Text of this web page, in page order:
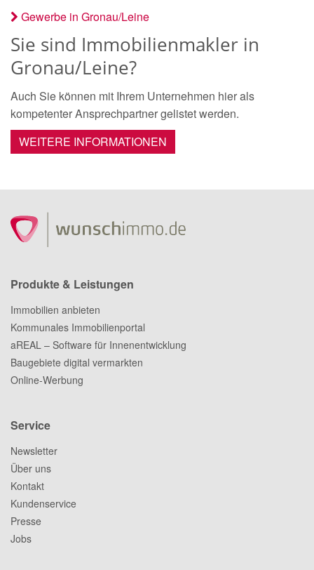
Gewerbe in Gronau/Leine
Sie sind Immobilienmakler in
Gronau/Leine?
Auch Sie können mit Ihrem Unternehmen hier als
kompetenter Ansprechpartner gelistet werden.
WEITERE INFORMATIONEN
Produkte & Leistungen
Immobilien anbieten
Kommunales Immobilienportal
aREAL – Software für Innenentwicklung
Baugebiete digital vermarkten
Online-Werbung
Service
Newsletter
Über uns
Kontakt
Kundenservice
Presse
Jobs